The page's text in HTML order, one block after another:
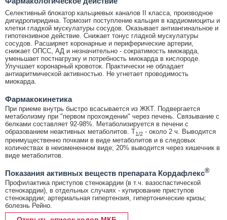
Селективный блокатор кальциевых каналов II класса, производное
дигидропиридина. Тормозит поступление кальция в кардиомиоциты и
клетки гладкой мускулатуры сосудов. Оказывает антиангинальное и
гипотензивное действие. Снижает тонус гладкой мускулатуры
сосудов. Расширяет коронарные и периферические артерии,
снижает ОПСС, АД и незначительно - сократимость миокарда,
уменьшает постнагрузку и потребность миокарда в кислороде.
Улучшает коронарный кровоток. Практически не обладает
антиаритмической активностью. Не угнетает проводимость
миокарда.
Фармакокинетика
При приеме внутрь быстро всасывается из ЖКТ. Подвергается
метаболизму при "первом прохождении" через печень. Связывание с
белками составляет 92-98%. Метаболизируется в печени с
образованием неактивных метаболитов. T1/2 - около 2 ч. Выводится
преимущественно почками в виде метаболитов и в следовых
количествах в неизмененном виде; 20% выводится через кишечник в
виде метаболитов.
Показания активных веществ препарата Кордафлекс®
Профилактика приступов стенокардии (в т.ч. вазоспастической
стенокардии), в отдельных случаях - купирование приступов
стенокардии; артериальная гипертензия, гипертонические кризы;
болезнь Рейно.